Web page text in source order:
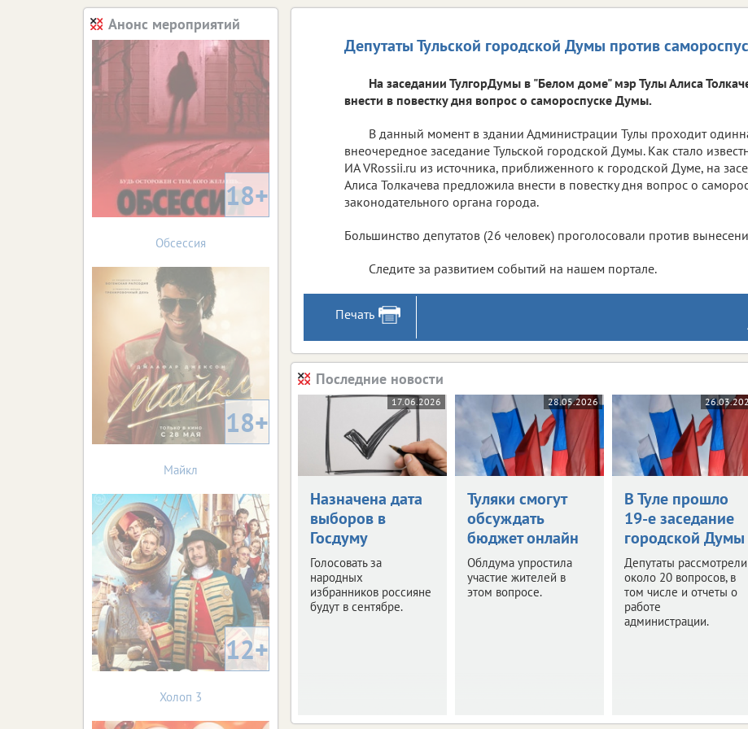
Депутаты Тульской городской Думы против
На заседании ТулгорДумы в "Белом доме" мэр Тулы Алиса
внести в повестку дня вопрос о самороспуске Думы.
В данный момент в здании Администрации Тулы проходит
внеочередное заседание Тульской городской Думы. Как стало
ИА VRossii.ru из источника, приближенного к городской Думе, на
Алиса Толкачева предложила внести в повестку дня вопрос о
законодательного органа города.
Большинство депутатов (26 человек) проголосовали против
Следите за развитием событий на нашем портале.
Печать
Последние новости
17.06.2026
Назначена дата
выборов в
Госдуму
Голосовать за
народных
избранников россияне
будут в сентябре.
28.05.2026
Туляки смогут
обсуждать
бюджет онлайн
Облдума упростила
участие жителей в
этом вопросе.
В Туле прошло
19-е заседание
городской Думы
Депутаты рассмотрели
около 20 вопросов, в
том числе и отчеты о
работе
администрации.
Анонс мероприятий
18+
Обсессия
18+
Майкл
12+
Холоп 3